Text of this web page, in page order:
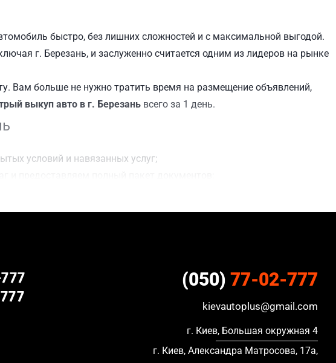
быстро, без лишних сложностей и с максимальной выгодой.
г. Березань, и заслуженно считается одним из лидеров на рынке
Вам больше не нужно тратить время на размещение объявлений,
выкуп авто в г. Березань всего за 1 день.
условий и навязанных услуг;
(050) 77-02-777
kievautoplus@gmail.com
г. Киев, Большая окружная 4
г. Киев, Александра Матросова, 17а,